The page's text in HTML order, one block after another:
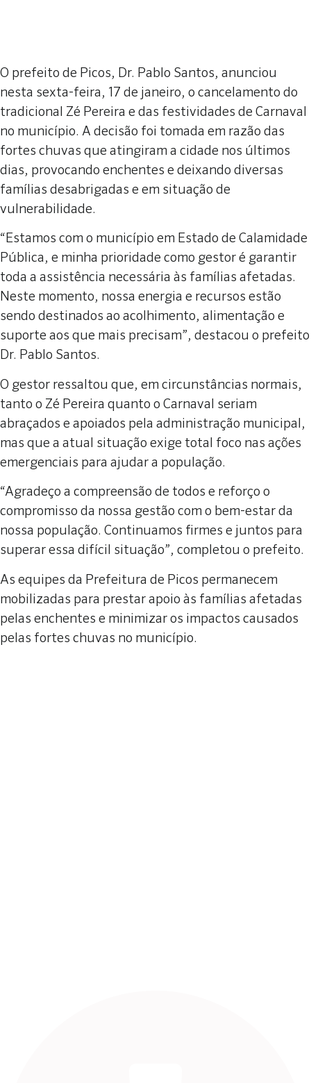
O prefeito de Picos, Dr. Pablo Santos, anunciou
nesta sexta-feira, 17 de janeiro, o cancelamento do
tradicional Zé Pereira e das festividades de Carnaval
no município. A decisão foi tomada em razão das
fortes chuvas que atingiram a cidade nos últimos
dias, provocando enchentes e deixando diversas
famílias desabrigadas e em situação de
vulnerabilidade.
“Estamos com o município em Estado de Calamidade
Pública, e minha prioridade como gestor é garantir
toda a assistência necessária às famílias afetadas.
Neste momento, nossa energia e recursos estão
sendo destinados ao acolhimento, alimentação e
suporte aos que mais precisam”, destacou o prefeito
Dr. Pablo Santos.
O gestor ressaltou que, em circunstâncias normais,
tanto o Zé Pereira quanto o Carnaval seriam
abraçados e apoiados pela administração municipal,
mas que a atual situação exige total foco nas ações
emergenciais para ajudar a população.
“Agradeço a compreensão de todos e reforço o
compromisso da nossa gestão com o bem-estar da
nossa população. Continuamos firmes e juntos para
superar essa difícil situação”, completou o prefeito.
As equipes da Prefeitura de Picos permanecem
mobilizadas para prestar apoio às famílias afetadas
pelas enchentes e minimizar os impactos causados
pelas fortes chuvas no município.